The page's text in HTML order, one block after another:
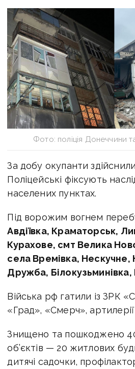
Фото: поліція Донеччини
За добу окупанти
Поліцейські фіксують
населених пунктах.
Під ворожим вогнем
Авдіївка, Краматорськ,
Курахове, смт Велика
села Времівка, Нескучне,
Дружба, Білокузьминівка,
Війська рф гатили із ЗРК
«Град», «Смерч»,
Знищено та пошкоджено
об’єктів — 20 житлових
дитячі садочки,